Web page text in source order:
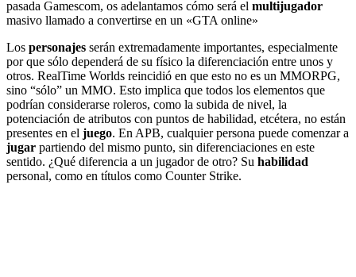
pasada Gamescom, os adelantamos cómo será el multijugador
masivo llamado a convertirse en un «GTA online»
Los personajes serán extremadamente importantes, especialmente
por que sólo dependerá de su físico la diferenciación entre unos y
otros. RealTime Worlds reincidió en que esto no es un MMORPG,
sino “sólo” un MMO. Esto implica que todos los elementos que
podrían considerarse roleros, como la subida de nivel, la
potenciación de atributos con puntos de habilidad, etcétera, no están
presentes en el juego. En APB, cualquier persona puede comenzar a
jugar partiendo del mismo punto, sin diferenciaciones en este
sentido. ¿Qué diferencia a un jugador de otro? Su habilidad
personal, como en títulos como Counter Strike.